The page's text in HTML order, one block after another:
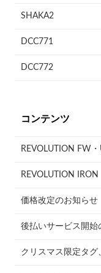
SHAKA2
DCC771
DCC772
コンテンツ
REVOLUTION FW・
REVOLUTION IRON
価格改定のお知らせ
後払いサービス開始
クリスマス限定タ